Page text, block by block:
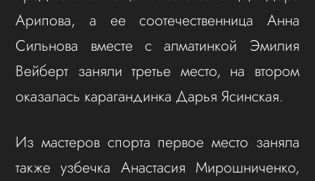
Арипова, а ее соотечественница Анна
Сильнова вместе с алматинкой Эмилия
Вейберт заняли третье место, на втором
оказалась карагандинка Дарья Ясинская.
Из мастеров спорта первое место заняла
также узбечка Анастасия Мирошниченко,